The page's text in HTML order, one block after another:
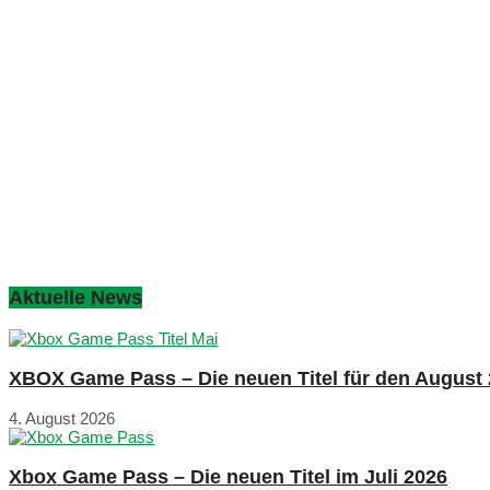
Aktuelle News
XBOX Game Pass – Die neuen Titel für den August
4. August 2026
Xbox Game Pass – Die neuen Titel im Juli 2026